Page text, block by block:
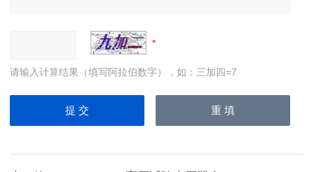
请输入计算结果（填写阿拉伯数字），如：三加四=7